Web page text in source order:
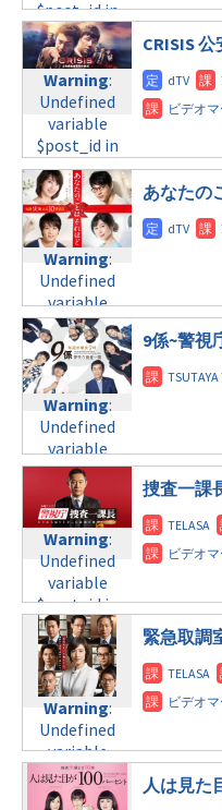
line34
©日本テレビ
/home/c4607168/
doga.com/wp-
content/themes/
child/post-
formats/format-
tax.phpon
line 34
©テレビ朝日
tax.phpon
line31
木曜9:00
Warning:
Undefined
variable
$post_id in
/home/c4607168/
doga.com/wp-
content/themes/
child/post-
formats/format-
tax.phpon
line34
©テレビ朝日
$post_id in
/home/c4607168/
doga.com/wp-
content/themes/
child/post-
formats/format-
tax.phpon
line31
月曜9:00
Warning:
Undefined
variable
$post_id in
/home/c4607168/
doga.com/wp-
content/themes/soledad-
child/post-
formats/format-
tax.phpon
line34
©フジテレビ
Warning:
Undefined
variable
$post_id in
/home/c4607168/
doga.com/wp-
content/themes/soledad-
child/post-
formats/format-
tax.phpon
line31
火曜9:00
Warning:
Undefined
variable
$post_id in
/home/c4607168/
doga.com/wp-
content/themes/
child/post-
formats/format-
tax.phpon
line34
©関西テレビフジテ
レビ系
CRISIS
Warning:
Undefined
variable
$post_id in
/home/c4607168/
doga.com/wp-
content/themes/
child/post-
formats/format-
tax.phpon
line31
火曜10:00
Warning:
Undefined
variable
$post_id in
/home/c4607168/
doga.com/wp-
content/themes/
child/post-
formats/format-
tax.phpon
line34
©TBS
あなたの
Warning:
Undefined
variable
$post_id in
/home/c4607168/
doga.com/wp-
content/themes/
child/post-
formats/format-
tax.phpon
line31
水曜9:00
Warning:
Undefined
variable
$post_id in
/home/c4607168/
doga.com/wp-
9係~警視
Warning:
Undefined
variable
$post_id in
/home/c4607168/
doga.com/wp-
content/themes/
child/post-
formats/format-
tax.phpon
line31
木曜8:00
捜査一課
Warning:
Undefined
variable
$post_id in
/home/c4607168/
緊急取調
人は見た